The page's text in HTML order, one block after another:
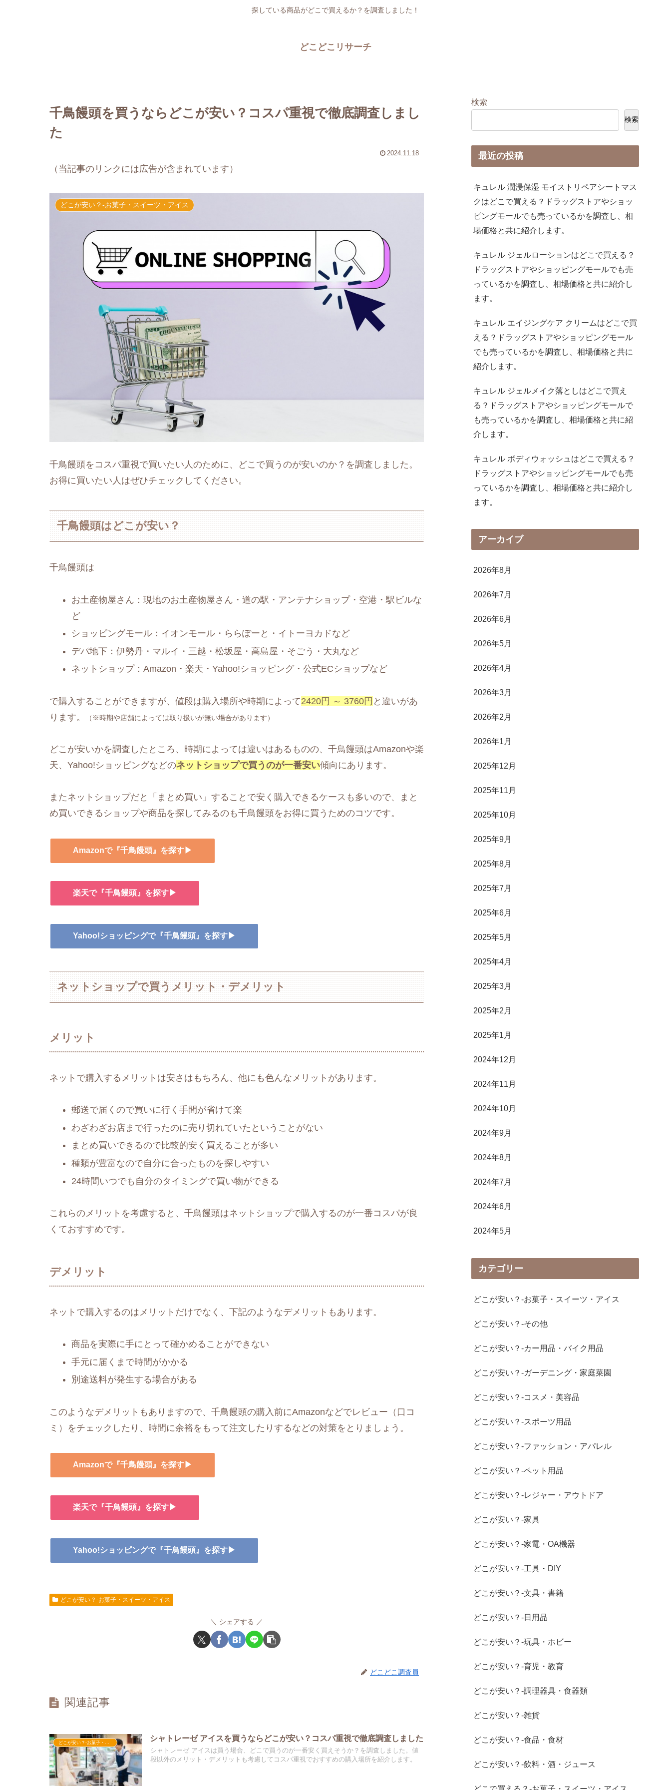
探している商品がどこで買えるか？を調査しました！
どこどこリサーチ
千鳥饅頭を買うならどこが安い？コスパ重視で徹底調査しまし
た
2024.11.18
（当記事のリンクには広告が含まれています）
どこが安い？-お菓子・スイーツ・アイス
千鳥饅頭をコスパ重視で買いたい人のために、どこで買うのが安いのか？を調査しました。
お得に買いたい人はぜひチェックしてください。
千鳥饅頭はどこが安い？
千鳥饅頭は
お土産物屋さん：現地のお土産物屋さん・道の駅・アンテナショップ・空港・駅ビルな
ど
ショッピングモール：イオンモール・ららぽーと・イトーヨカドなど
デパ地下：伊勢丹・マルイ・三越・松坂屋・高島屋・そごう・大丸など
ネットショップ：Amazon・楽天・Yahoo!ショッピング・公式ECショップなど
で購入することができますが、値段は購入場所や時期によって2420円 ～ 3760円 と違いがあ
ります。
（※時期や店舗によっては取り扱いが無い場合があります）
どこが安いかを調査したところ、時期によっては違いはあるものの、千鳥饅頭はAmazonや楽
天、Yahoo!ショッピングなどのネットショップで買うのが一番安い傾向にあります。
またネットショップだと「まとめ買い」することで安く購入できるケースも多いので、まと
め買いできるショップや商品を探してみるのも千鳥饅頭をお得に買うためのコツです。
Amazonで『千鳥饅頭』を探す▶
楽天で『千鳥饅頭』を探す▶
Yahoo!ショッピングで『千鳥饅頭』を探す▶
ネットショップで買うメリット・デメリット
メリット
ネットで購入するメリットは安さはもちろん、他にも色んなメリットがあります。
郵送で届くので買いに行く手間が省けて楽
わざわざお店まで行ったのに売り切れていたということがない
まとめ買いできるので比較的安く買えることが多い
種類が豊富なので自分に合ったものを探しやすい
24時間いつでも自分のタイミングで買い物ができる
これらのメリットを考慮すると、千鳥饅頭はネットショップで購入するのが一番コスパが良
くておすすめです。
デメリット
ネットで購入するのはメリットだけでなく、下記のようなデメリットもあります。
商品を実際に手にとって確かめることができない
手元に届くまで時間がかかる
別途送料が発生する場合がある
このようなデメリットもありますので、千鳥饅頭の購入前にAmazonなどでレビュー（口コ
ミ）をチェックしたり、時間に余裕をもって注文したりするなどの対策をとりましょう。
Amazonで『千鳥饅頭』を探す▶
楽天で『千鳥饅頭』を探す▶
Yahoo!ショッピングで『千鳥饅頭』を探す▶
どこが安い？-お菓子・スイーツ・アイス
シェアする
どこどこ調査員
関連記事
シャトレーゼ アイスを買うならどこが安い？コスパ重視で徹底調査しました
シャトレーゼ アイスは買う場合、どこで買うのが一番安く買えそうか？を調査しました。値
段以外のメリット・デメリットも考慮してコスパ重視でおすすめの購入場所を紹介します。
検索
検索
最近の投稿
キュレル 潤浸保湿 モイストリペアシートマス
クはどこで買える？ドラッグストアやショッ
ピングモールでも売っているかを調査し、相
場価格と共に紹介します。
キュレル ジェルローションはどこで買える？
ドラッグストアやショッピングモールでも売
っているかを調査し、相場価格と共に紹介し
ます。
キュレル エイジングケア クリームはどこで買
える？ドラッグストアやショッピングモール
でも売っているかを調査し、相場価格と共に
紹介します。
キュレル ジェルメイク落としはどこで買え
る？ドラッグストアやショッピングモールで
も売っているかを調査し、相場価格と共に紹
介します。
キュレル ボディウォッシュはどこで買える？
ドラッグストアやショッピングモールでも売
っているかを調査し、相場価格と共に紹介し
ます。
アーカイブ
2026年8月
2026年7月
2026年6月
2026年5月
2026年4月
2026年3月
2026年2月
2026年1月
2025年12月
2025年11月
2025年10月
2025年9月
2025年8月
2025年7月
2025年6月
2025年5月
2025年4月
2025年3月
2025年2月
2025年1月
2024年12月
2024年11月
2024年10月
2024年9月
2024年8月
2024年7月
2024年6月
2024年5月
カテゴリー
どこが安い？-お菓子・スイーツ・アイス
どこが安い？-その他
どこが安い？-カー用品・バイク用品
どこが安い？-ガーデニング・家庭菜園
どこが安い？-コスメ・美容品
どこが安い？-スポーツ用品
どこが安い？-ファッション・アパレル
どこが安い？-ペット用品
どこが安い？-レジャー・アウトドア
どこが安い？-家具
どこが安い？-家電・OA機器
どこが安い？-工具・DIY
どこが安い？-文具・書籍
どこが安い？-日用品
どこが安い？-玩具・ホビー
どこが安い？-育児・教育
どこが安い？-調理器具・食器類
どこが安い？-雑貨
どこが安い？-食品・食材
どこが安い？-飲料・酒・ジュース